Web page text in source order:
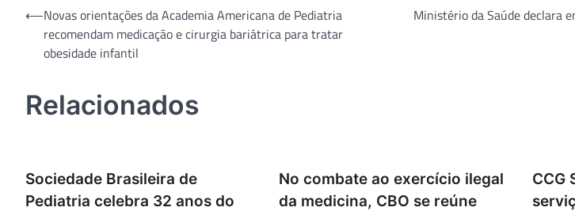
Navegação
Post
⟵Novas orientações da Academia Americana de Pediatria
recomendam medicação e cirurgia bariátrica para tratar
obesidade infantil
Ministério da Saúde declara
Relacionados
Sociedade Brasileira de
Pediatria celebra 32 anos do
No combate ao exercício ilegal
da medicina, CBO se reúne
CCG